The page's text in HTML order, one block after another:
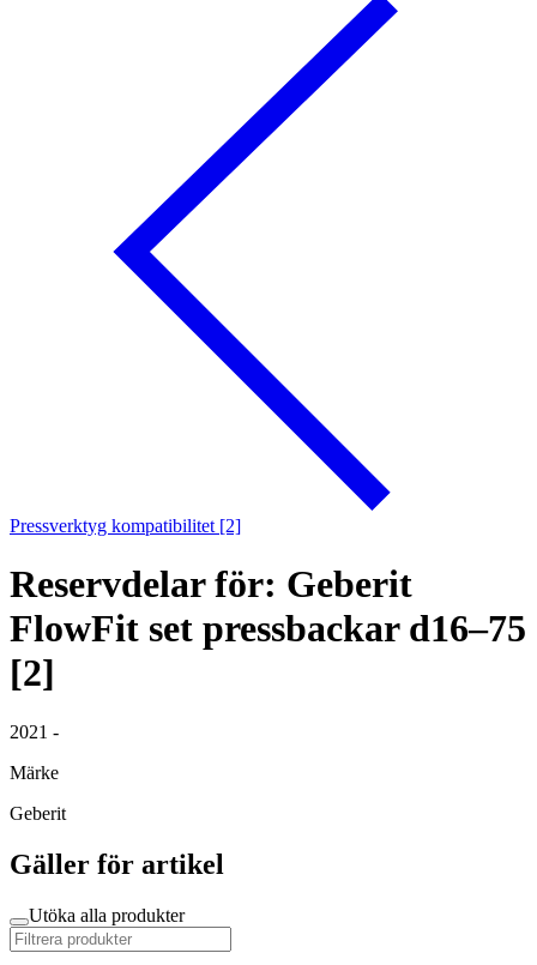
Pressverktyg kompatibilitet [2]
Reservdelar för: Geberit
FlowFit set pressbackar d16–75
[2]
2021 -
Märke
Geberit
Gäller för artikel
Utöka alla produkter